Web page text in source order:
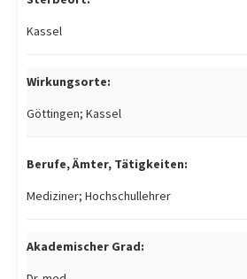
Kassel
Wirkungsorte:
Göttingen; Kassel
Berufe, Ämter, Tätigkeiten:
Mediziner; Hochschullehrer
Akademischer Grad: